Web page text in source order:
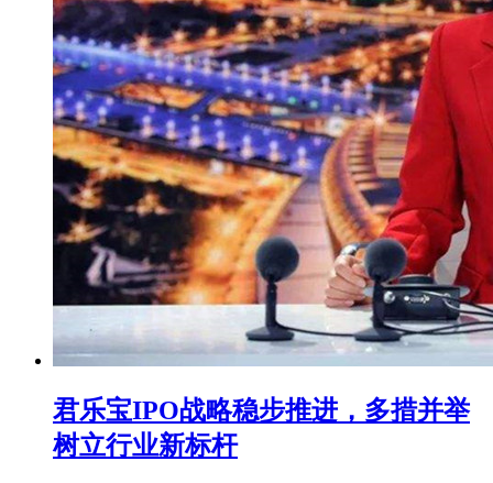
君乐宝IPO战略稳步推进，多措并举
树立行业新标杆